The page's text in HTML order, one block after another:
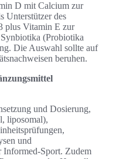
D mit Calcium zur
Unterstützer des
plus Vitamin E zur
(Probiotika
Die Auswahl sollte auf
beruhen.
und Dosierung,
liposomal),
und
Zudem